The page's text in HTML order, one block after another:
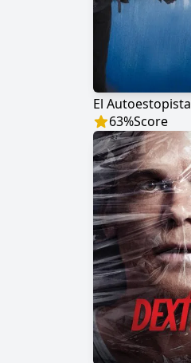
El Autoestopista
63%Score